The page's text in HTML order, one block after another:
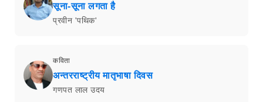
सूना-सूना लगता है
प्रवीन 'पथिक'
कविता
अन्तरराष्ट्रीय मातृभाषा दिवस
गणपत लाल उदय